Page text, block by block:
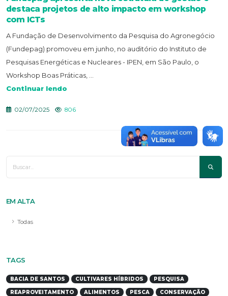
destaca projetos de alto impacto em workshop
com ICTs
A Fundação de Desenvolvimento da Pesquisa do Agronegócio
(Fundepag) promoveu em junho, no auditório do Instituto de
Pesquisas Energéticas e Nucleares - IPEN, em São Paulo, o
Workshop Boas Práticas, ...
Continuar lendo
02/07/2025 806
EM ALTA
Todas
TAGS
BACIA DE SANTOS CULTIVARES HÍBRIDOS PESQUISA
REAPROVEITAMENTO ALIMENTOS PESCA CONSERVAÇÃO